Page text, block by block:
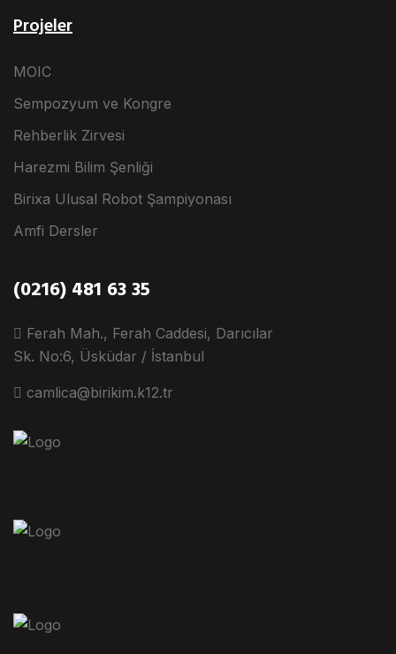
Projeler
MOIC
Sempozyum ve Kongre
Rehberlik Zirvesi
Harezmi Bilim Şenliği
Birixa Ulusal Robot Şampiyonası
Amfi Dersler
(0216) 481 63 35
Ferah Mah., Ferah Caddesi, Darıcılar
Sk. No:6, Üsküdar / İstanbul
camlica@birikim.k12.tr